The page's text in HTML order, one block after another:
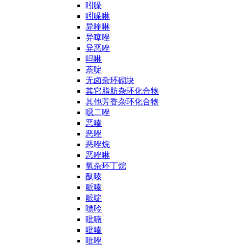
吲哚
吲哚啉
异喹啉
异噻唑
异恶唑
吗啉
萘啶
无卤杂环砌块
其它脂肪杂环化合物
其他芳香杂环化合物
噁二唑
恶嗪
恶唑
恶唑烷
恶唑啉
氧杂环丁烷
酞嗪
哌嗪
哌啶
嘌呤
吡喃
吡嗪
吡唑